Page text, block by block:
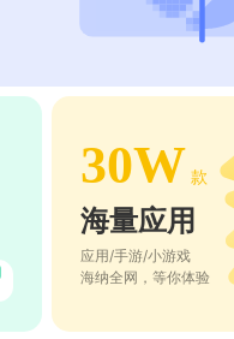
30W 款
海量应用
应用/手游/小游戏
海纳全网，等你体验